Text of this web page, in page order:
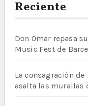
Reciente
Don Omar repasa
Music Fest de
La consagración
asalta las murallas